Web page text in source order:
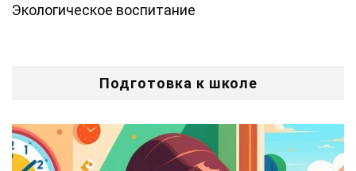
Экологическое воспитание
Подготовка к школе